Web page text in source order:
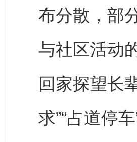
布分散，部
与社区活动
回家探望长
求”“占道停